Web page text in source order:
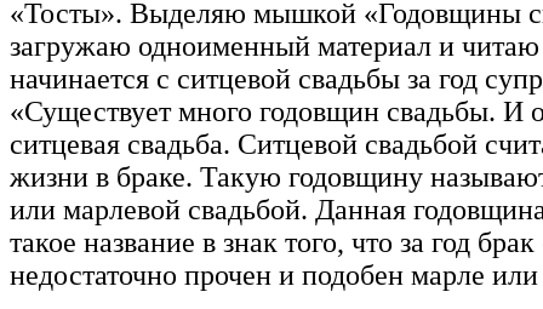
«Тосты». Выделяю мышкой «Годовщины
загружаю одноименный материал и читаю
начинается с ситцевой свадьбы за год
«Существует много годовщин свадьбы. И
ситцевая свадьба. Ситцевой свадьбой
жизни в браке. Такую годовщину
или марлевой свадьбой. Данная
такое название в знак того, что за год
недостаточно прочен и подобен марле